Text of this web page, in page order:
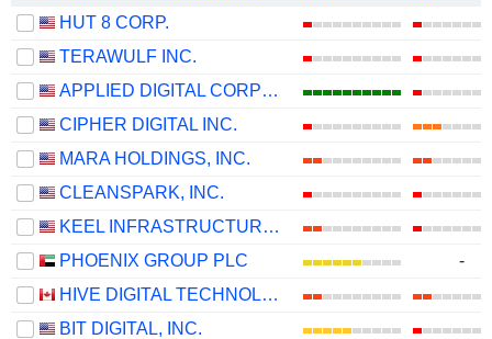
HUT 8 CORP.
TERAWULF INC.
APPLIED DIGITAL CORPORATION
CIPHER DIGITAL INC.
MARA HOLDINGS, INC.
CLEANSPARK, INC.
KEEL INFRASTRUCTURE CORP.
PHOENIX GROUP PLC
-
HIVE DIGITAL TECHNOLOGIES LTD.
BIT DIGITAL, INC.